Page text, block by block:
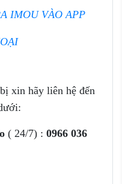
IMOU VÀO APP
xin hãy liên hệ đến
( 24/7) : 0966 036